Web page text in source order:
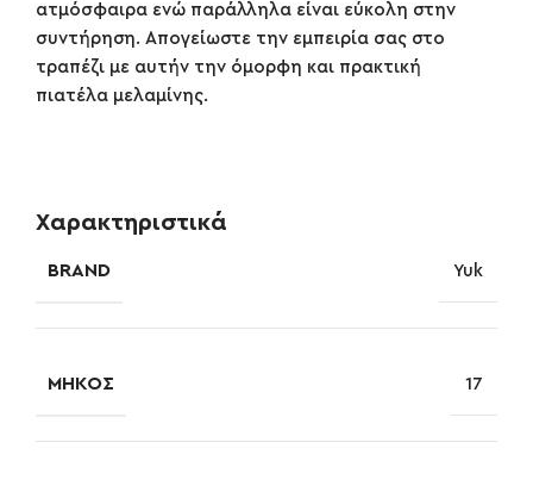
ατμόσφαιρα ενώ παράλληλα είναι εύκολη στην
συντήρηση. Απογείωστε την εμπειρία σας στο
τραπέζι με αυτήν την όμορφη και πρακτική
πιατέλα μελαμίνης.
Χαρακτηριστικά
BRAND Yuk
ΜΉΚΟΣ 17